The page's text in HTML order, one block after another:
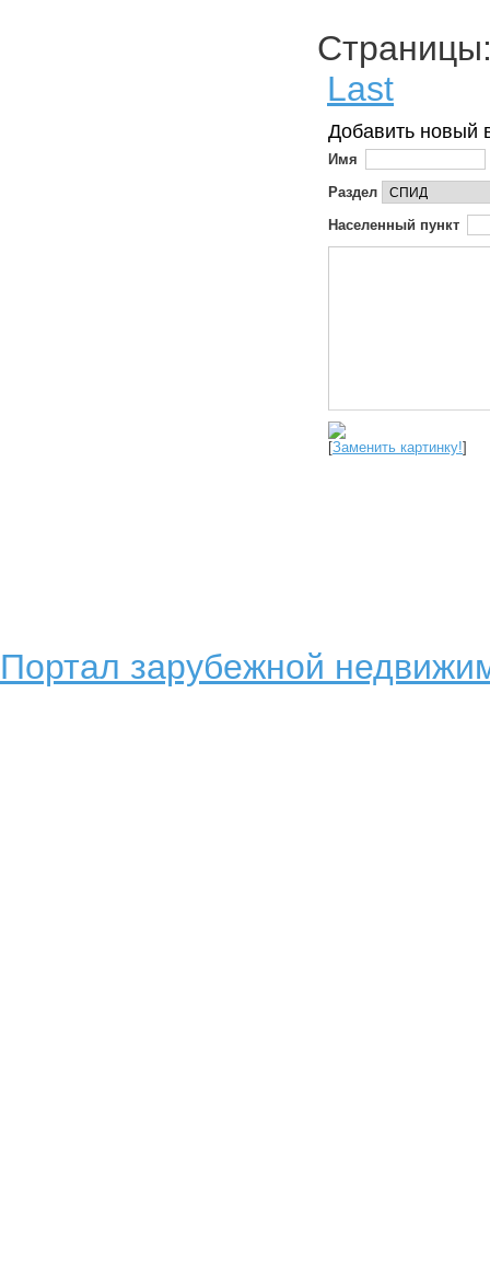
Last
Добавить новый
Имя
Раздел
Населенный пункт
[Заменить картинку!]
Портал зарубежной